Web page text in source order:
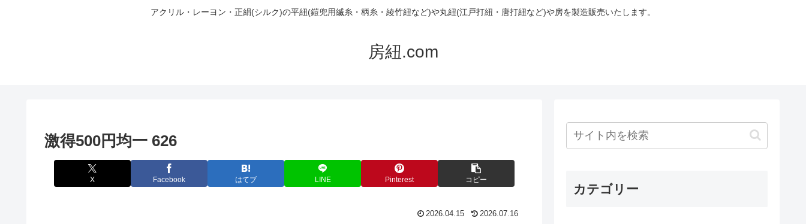
アクリル・レーヨン・正絹(シルク)の平紐(鎧兜用縅糸・柄糸・綾竹紐など)や丸紐(江戸打紐・唐打紐など)や房を製造販売いたします。
房紐.com
激得500円均一 626
X Facebook はてブ LINE Pinterest コピー
2026.04.15 2026.07.16
カテゴリー